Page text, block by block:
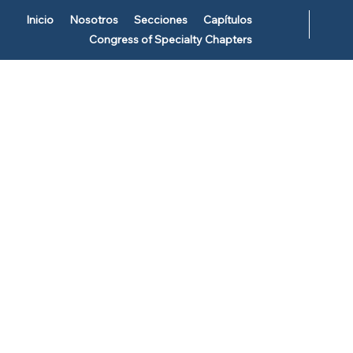
Inicio Nosotros Secciones
Capítulos
Congress of Specialty Chapters